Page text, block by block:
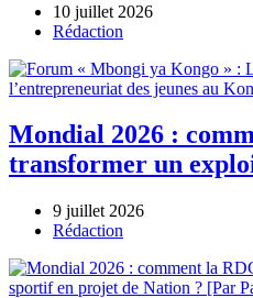
10 juillet 2026
Author
Rédaction
Mondial 2026 :
transformer un
9 juillet 2026
Author
Rédaction